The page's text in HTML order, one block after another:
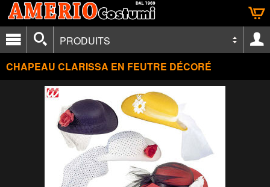
PRODUITS
CHAPEAU CLARISSA EN FEUTRE DÉCORÉ